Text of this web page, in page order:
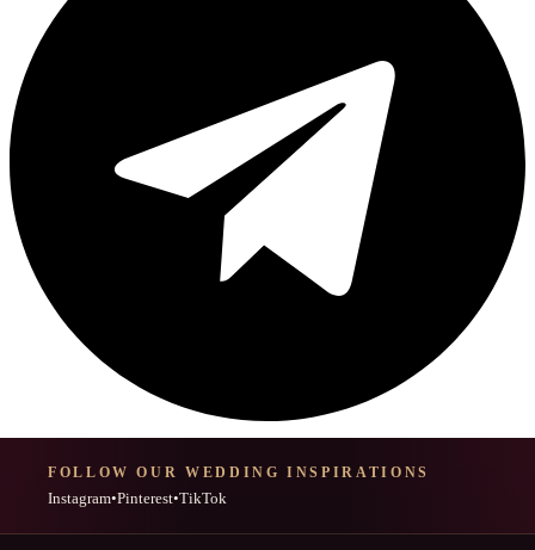
FOLLOW OUR WEDDING INSPIRATIONS
Instagram•Pinterest•TikTok